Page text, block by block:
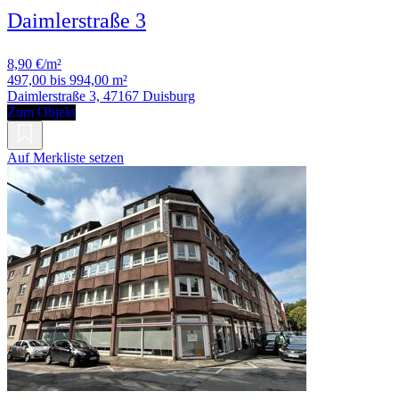
Daimlerstraße 3
8,90 €/m²
497,00 bis 994,00 m²
Daimlerstraße 3, 47167 Duisburg
Zum Objekt
Auf Merkliste setzen